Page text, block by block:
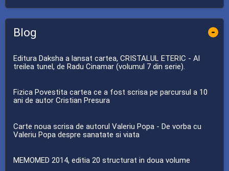
Blog -
Editura Daksha a lansat cartea, CRISTALUL ETERIC - Al
treilea tunel, de Radu Cinamar (volumul 7 din serie).
Fizica Povestita cartea ce a fost scrisa pe parcursul a 10
ani de autor Cristian Presura
Carte noua scrisa de autorul Valeriu Popa - De vorba cu
Valeriu Popa despre sanatate si viata
MEMOMED 2014, editia 20 structurat in doua volume